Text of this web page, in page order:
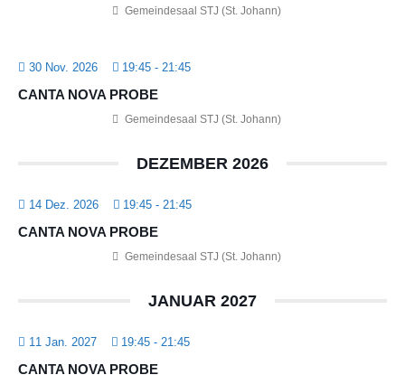
Gemeindesaal STJ (St. Johann)
30 Nov. 2026 19:45 - 21:45
CANTA NOVA PROBE
Gemeindesaal STJ (St. Johann)
DEZEMBER 2026
14 Dez. 2026 19:45 - 21:45
CANTA NOVA PROBE
Gemeindesaal STJ (St. Johann)
JANUAR 2027
11 Jan. 2027 19:45 - 21:45
CANTA NOVA PROBE